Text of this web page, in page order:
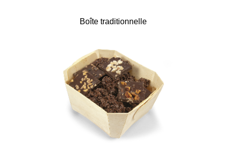
Boîte traditionnelle